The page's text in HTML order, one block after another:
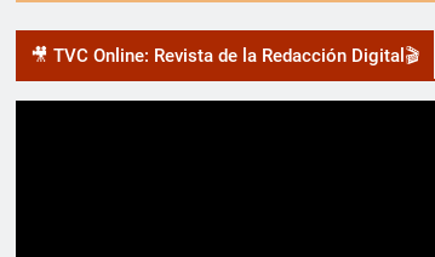
🎥 TVC Online: Revista de la Redacción Digital🎬